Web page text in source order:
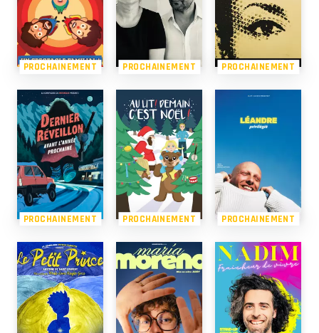
PROCHAINEMENT PROCHAINEMENT PROCHAINEMENT
PROCHAINEMENT PROCHAINEMENT PROCHAINEMENT